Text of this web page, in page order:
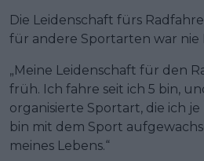
Die Leidenschaft fürs
für andere Sportarten war nie
„Meine Leidenschaft für den
früh. Ich fahre seit ich 5 bin,
organisierte Sportart, die ich
bin mit dem Sport
meines Lebens.“